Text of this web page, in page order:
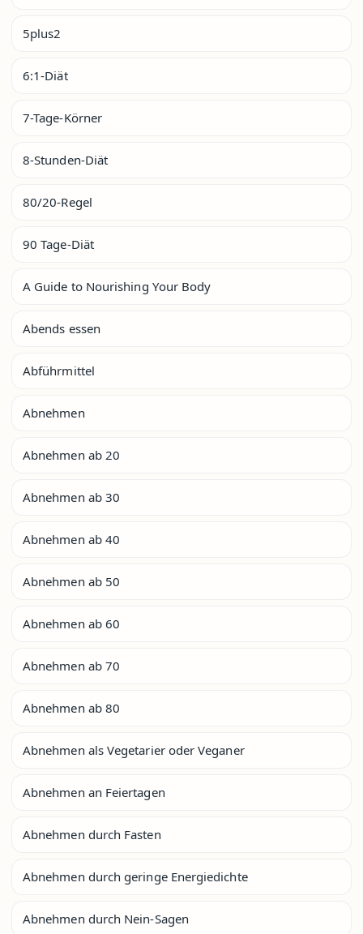
5plus2
6:1-Diät
7-Tage-Körner
8-Stunden-Diät
80/20-Regel
90 Tage-Diät
A Guide to Nourishing Your Body
Abends essen
Abführmittel
Abnehmen
Abnehmen ab 20
Abnehmen ab 30
Abnehmen ab 40
Abnehmen ab 50
Abnehmen ab 60
Abnehmen ab 70
Abnehmen ab 80
Abnehmen als Vegetarier oder Veganer
Abnehmen an Feiertagen
Abnehmen durch Fasten
Abnehmen durch geringe Energiedichte
Abnehmen durch Nein-Sagen